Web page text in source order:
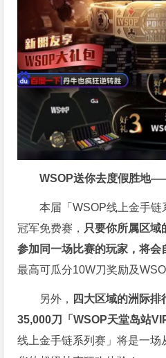
WSOP送你去度假胜地
本届「WSOP线上金手链
冠军免费赛， 只要你所属区域
参加同一场比赛的玩家，将会
最高可瓜分10W刀奖励及
另外， 四大区域的洲际
35,000刀「WSOP天堂岛站
线上金手链系列赛」将是一场